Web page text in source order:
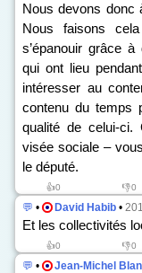
Nous devons donc
Nous faisons
s’épanouir grâce
qui ont lieu
intéresser au
contenu du temps
qualité de celui-ci.
visée sociale –
le député.
👍0 👎0
💬 • David Habib •
Et les collectivités
👍0 👎0
💬 • Jean-Michel